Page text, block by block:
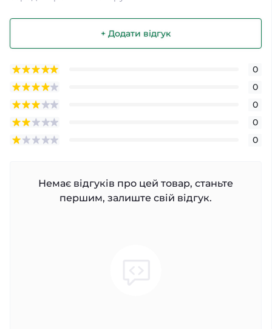
+ Додати відгук
0
0
0
0
0
Немає відгуків про цей товар, станьте
першим, залиште свій відгук.